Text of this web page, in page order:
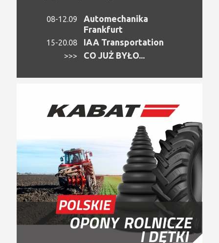
08-12.09
Automechanika
Frankfurt
15-20.08 IAA Transportation
>>> CO JUŻ BYŁO...